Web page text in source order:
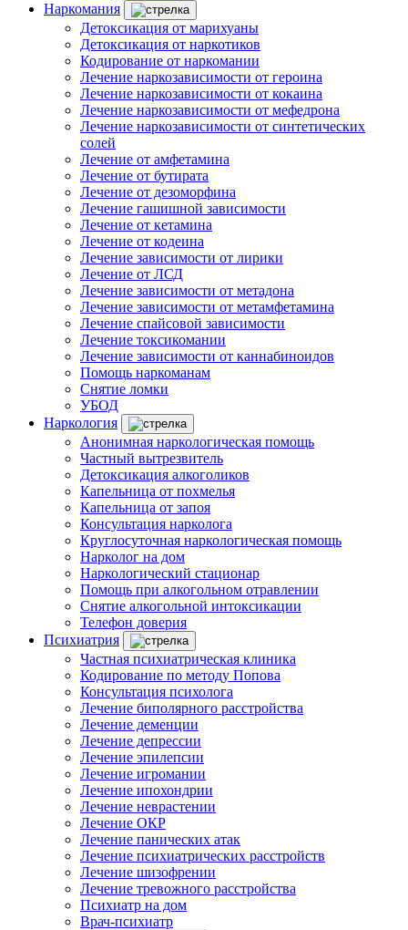
Наркомания
Детоксикация от марихуаны
Детоксикация от наркотиков
Кодирование от наркомании
Лечение наркозависимости от героина
Лечение наркозависимости от кокаина
Лечение наркозависимости от мефедрона
Лечение наркозависимости от синтетических
солей
Лечение от амфетамина
Лечение от бутирата
Лечение от дезоморфина
Лечение гашишной зависимости
Лечение от кетамина
Лечение от кодеина
Лечение зависимости от лирики
Лечение от ЛСД
Лечение зависимости от метадона
Лечение зависимости от метамфетамина
Лечение спайсовой зависимости
Лечение токсикомании
Лечение зависимости от каннабиноидов
Помощь наркоманам
Снятие ломки
УБОД
Наркология
Анонимная наркологическая помощь
Частный вытрезвитель
Детоксикация алкоголиков
Капельница от похмелья
Капельница от запоя
Консультация нарколога
Круглосуточная наркологическая помощь
Нарколог на дом
Наркологический стационар
Помощь при алкогольном отравлении
Снятие алкогольной интоксикации
Телефон доверия
Психиатрия
Частная психиатрическая клиника
Кодирование по методу Попова
Консультация психолога
Лечение биполярного расстройства
Лечение деменции
Лечение депрессии
Лечение эпилепсии
Лечение игромании
Лечение ипохондрии
Лечение неврастении
Лечение ОКР
Лечение панических атак
Лечение психиатрических расстройств
Лечение шизофрении
Лечение тревожного расстройства
Психиатр на дом
Врач-психиатр